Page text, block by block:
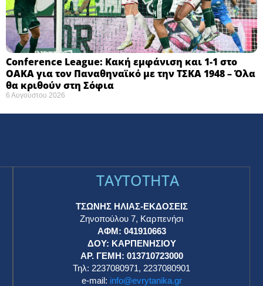
Conference League: Κακή εμφάνιση και 1-1 στο
ΟΑΚΑ για τον Παναθηναϊκό με την ΤΣΚΑ 1948 – Όλα
θα κριθούν στη Σόφια ​
6 Αυγούστου 2026
TAYTOTHTA
ΤΣΩΝΗΣ ΗΛΙΑΣ-ΕΚΔΟΣΕΙΣ
Ζηνοπούλου 7, Καρπενήσι
ΑΦΜ: 041910663
ΔΟΥ: ΚΑΡΠΕΝΗΣΙΟΥ
ΑΡ. ΓΕΜΗ: 013710723000
Τηλ: 2237080971, 2237080901
e-mail: info@evrytanika.gr